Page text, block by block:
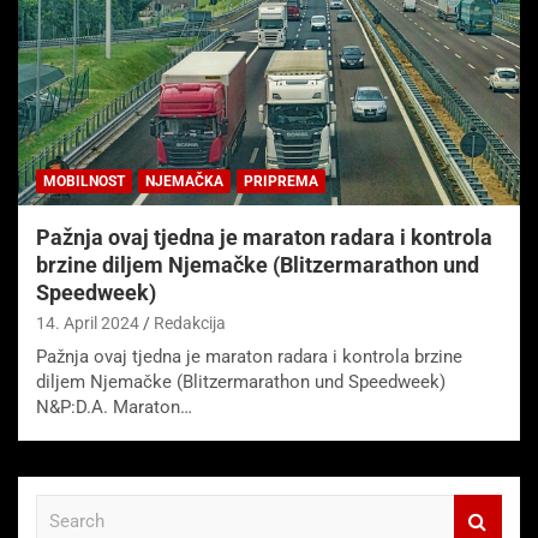
MOBILNOST NJEMAČKA PRIPREMA
Pažnja ovaj tjedna je maraton radara i kontrola
brzine diljem Njemačke (Blitzermarathon und
Speedweek)
14. April 2024 Redakcija
Pažnja ovaj tjedna je maraton radara i kontrola brzine
diljem Njemačke (Blitzermarathon und Speedweek)
N&P:D.A. Maraton…